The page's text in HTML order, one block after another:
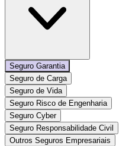
Seguro Garantia
Seguro de Carga
Seguro de Vida
Seguro Risco de Engenharia
Seguro Cyber
Seguro Responsabilidade Civil
Outros Seguros Empresariais